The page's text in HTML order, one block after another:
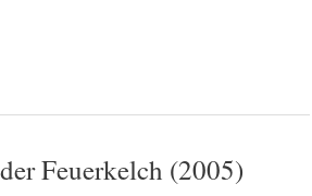
Feuerkelch (2005)